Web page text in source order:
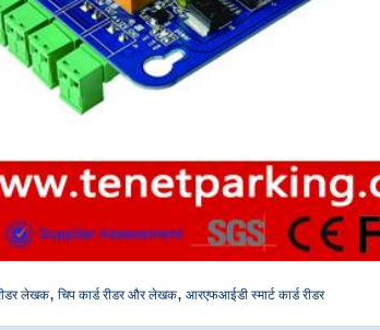
रीडर लेखक, चिप कार्ड रीडर और लेखक, आरएफआईडी स्मार्ट कार्ड रीडर